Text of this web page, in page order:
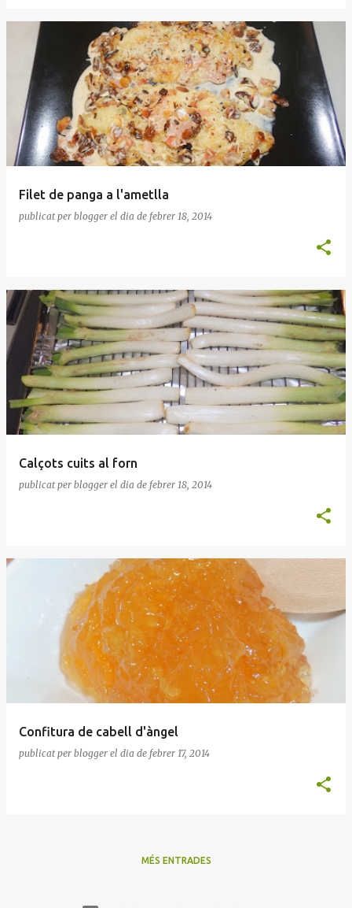
Filet de panga a l'ametlla
publicat per blogger el dia de febrer 18, 2014
Calçots cuits al forn
publicat per blogger el dia de febrer 18, 2014
Confitura de cabell d'àngel
publicat per blogger el dia de febrer 17, 2014
MÉS ENTRADES